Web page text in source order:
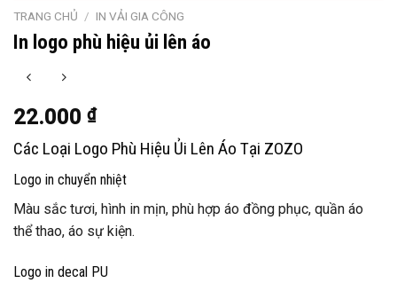
TRANG CHỦ / IN VẢI GIA CÔNG
In logo phù hiệu ủi lên áo
22.000 ₫
Các Loại Logo Phù Hiệu Ủi Lên Áo Tại ZOZO
Logo in chuyển nhiệt
Màu sắc tươi, hình in mịn, phù hợp áo đồng phục, quần áo
thể thao, áo sự kiện.
Logo in decal PU